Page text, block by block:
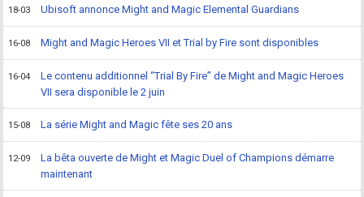
18-03 Ubisoft annonce Might and Magic Elemental Guardians
16-08 Might and Magic Heroes VII et Trial by Fire sont disponibles
16-04
Le contenu additionnel “Trial By Fire” de Might and Magic Heroes
VII sera disponible le 2 juin
15-08 La série Might and Magic fête ses 20 ans
12-09
La bêta ouverte de Might et Magic Duel of Champions démarre
maintenant